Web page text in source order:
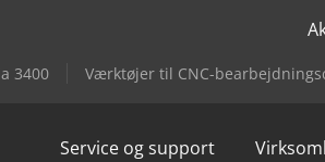
3400 Værktøjer til CNC-
Service og support